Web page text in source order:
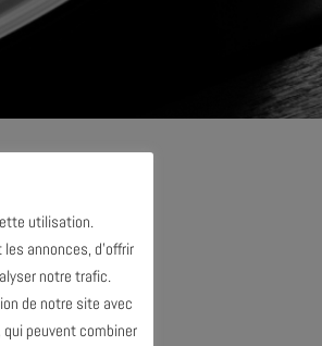
utilisation.
annonces, d’offrir
notre trafic.
de notre site avec
peuvent combiner